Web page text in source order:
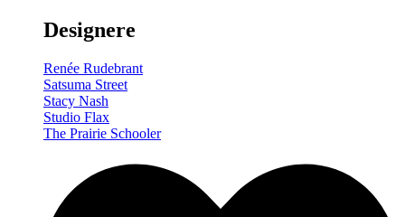
Designere
Renée Rudebrant
Satsuma Street
Stacy Nash
Studio Flax
The Prairie Schooler